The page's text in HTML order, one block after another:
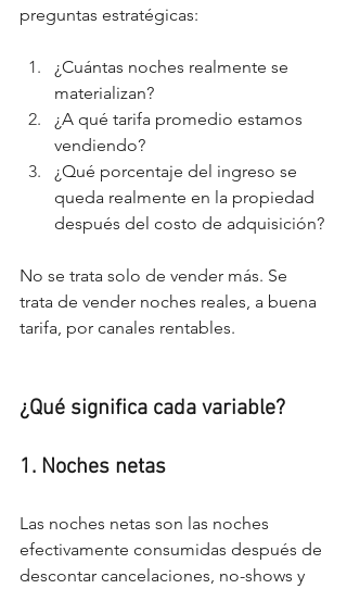
preguntas estratégicas:
¿Cuántas noches realmente se
materializan?
¿A qué tarifa promedio estamos
vendiendo?
¿Qué porcentaje del ingreso se
queda realmente en la propiedad
después del costo de adquisición?
No se trata solo de vender más. Se
trata de vender noches reales, a buena
tarifa, por canales rentables.
¿Qué significa cada variable?
1. Noches netas
Las noches netas son las noches
efectivamente consumidas después de
descontar cancelaciones, no-shows y